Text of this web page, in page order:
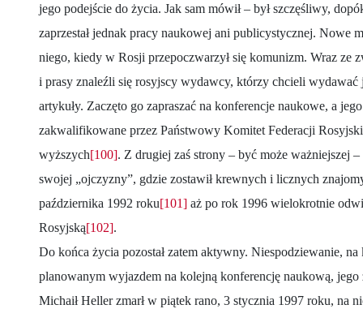
jego podejście do życia. Jak sam mówił – był szczęśliwy,
zaprzestał jednak pracy naukowej ani publicystycznej. Nowe
niego, kiedy w Rosji przepoczwarzył się komunizm. Wraz ze
i prasy znaleźli się rosyjscy wydawcy, którzy chcieli
artykuły. Zaczęto go zapraszać na konferencje naukowe, a
zakwalifikowane przez Państwowy Komitet Federacji
wyższych[100]. Z drugiej zaś strony – być może ważniejszej
swojej „ojczyzny”, gdzie zostawił krewnych i licznych
października 1992 roku[101] aż po rok 1996 wielokrotnie
Rosyjską[102].
Do końca życia pozostał zatem aktywny. Niespodziewanie,
planowanym wyjazdem na kolejną konferencję naukową, jego
Michaił Heller zmarł w piątek rano, 3 stycznia 1997 roku, na